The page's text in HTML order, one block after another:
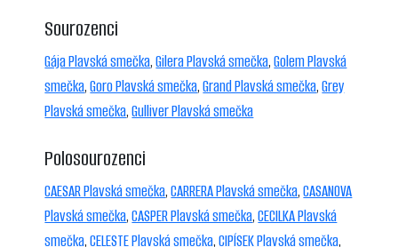
Sourozenci
Gája Plavská smečka,Gilera Plavská smečka,Golem Plavská
smečka,Goro Plavská smečka,Grand Plavská smečka,Grey
Plavská smečka,Gulliver Plavská smečka
Polosourozenci
CAESAR Plavská smečka,CARRERA Plavská smečka,CASANOVA
Plavská smečka,CASPER Plavská smečka,CECILKA Plavská
smečka,CELESTE Plavská smečka,CIPÍSEK Plavská smečka,